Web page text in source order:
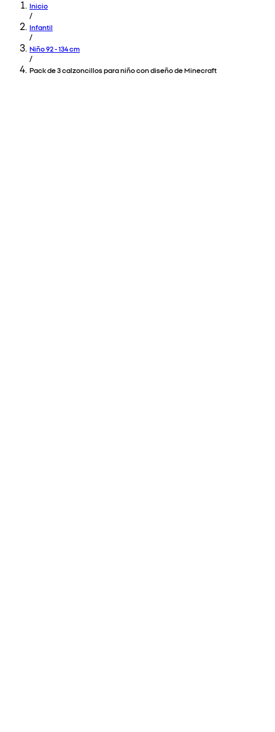
Inicio
/
Infantil
/
Niño 92 - 134 cm
/
Pack de 3 calzoncillos para niño con diseño de Minecraft